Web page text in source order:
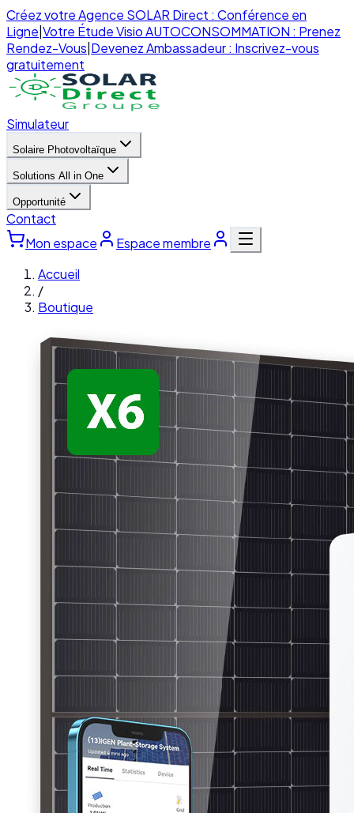
Créez votre Agence SOLAR Direct : Conférence en
Ligne Votre Étude Visio AUTOCONSOMMATION : Prenez
Rendez-Vous Devenez Ambassadeur : Inscrivez-vous
gratuitement
Simulateur
Solaire Photovoltaïque
Solutions All in One
Opportunité
Contact
Mon espace
Espace membre
Accueil
/
Boutique